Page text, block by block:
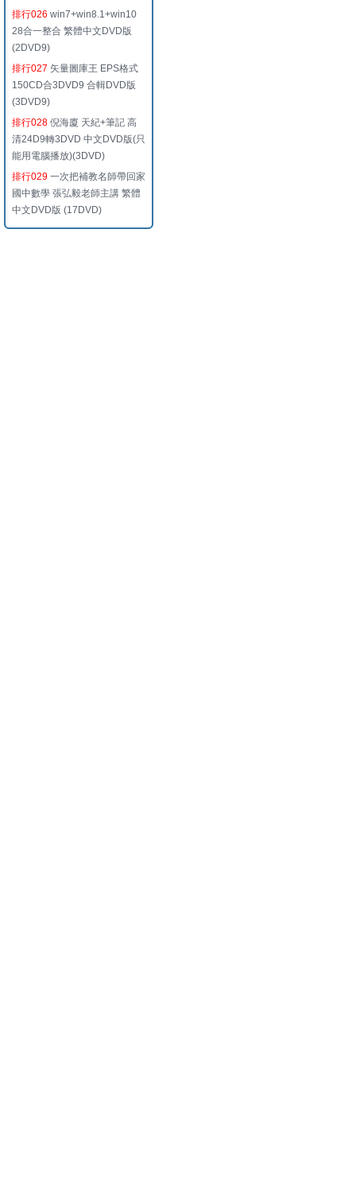
排行026 win7+win8.1+win10
28合一整合 繁體中文DVD版
(2DVD9)
排行027 矢量圖庫王 EPS格式
150CD合3DVD9 合輯DVD版
(3DVD9)
排行028 倪海廈 天紀+筆記 高
清24D9轉3DVD 中文DVD版(只
能用電腦播放)(3DVD)
排行029 一次把補教名師帶回家
國中數學 張弘毅老師主講 繁體
中文DVD版 (17DVD)